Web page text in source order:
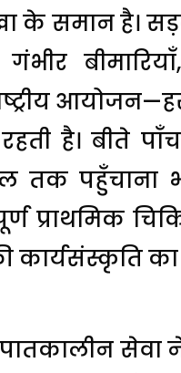
समान है।
है। बीते
पहुँचाना
प्राथमिक
कार्यसंस्कृति
सेवा